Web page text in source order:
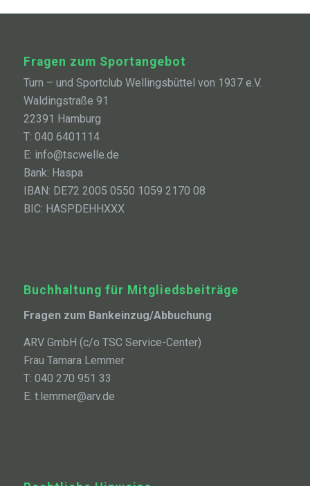
Fragen zum Sportangebot
Turn – und Sportclub Wellingsbüttel von 1937 e.V.
Waldingstraße 91
22391 Hamburg
T: 040 6401114
E: info@tscwelle.de
Bank: Haspa
IBAN: DE72 2005 0550 1059 2170 08
BIC: HASPDEHHXXX
Buchhaltung für Mitgliedsbeiträge
Fragen zum Bankeinzug/Abbuchung
ARV GmbH (c/o TSC Service-Center)
Frau Tamara Lemmer
T: 040 270 951 33
E: t.lemmer@arv.de